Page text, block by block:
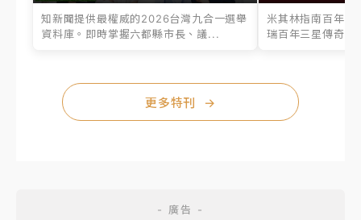
知新聞提供最權威的2026台灣九合一選舉
資料庫。即時掌握六都縣市長、議...
米其林指南百年之
瑞百年三星傳奇、
更多特刊 →